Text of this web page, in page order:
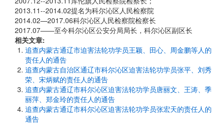
2013.11--2014.02提名为科尔沁区人民检察院
2014.02—2017.06科尔沁区人民检察院检察长
2017.07——至今科尔沁区公安分局局长，科尔沁区副区长
相关文章:
追查内蒙古通辽市迫害法轮功学员王颖、田心、周金鹏等人的
责任人的通告
追查内蒙古自治区通辽市科尔沁区迫害法轮功学员张平、刘秀
荣、宋炳赋的责任人的通告
追查内蒙古通辽市科尔沁区迫害法轮功学员唐丽文、王涛、季
丽萍、郑金玲的责任人的通告
追查内蒙古通辽市科尔沁区迫害法轮功学员张宏天的责任人的
通告